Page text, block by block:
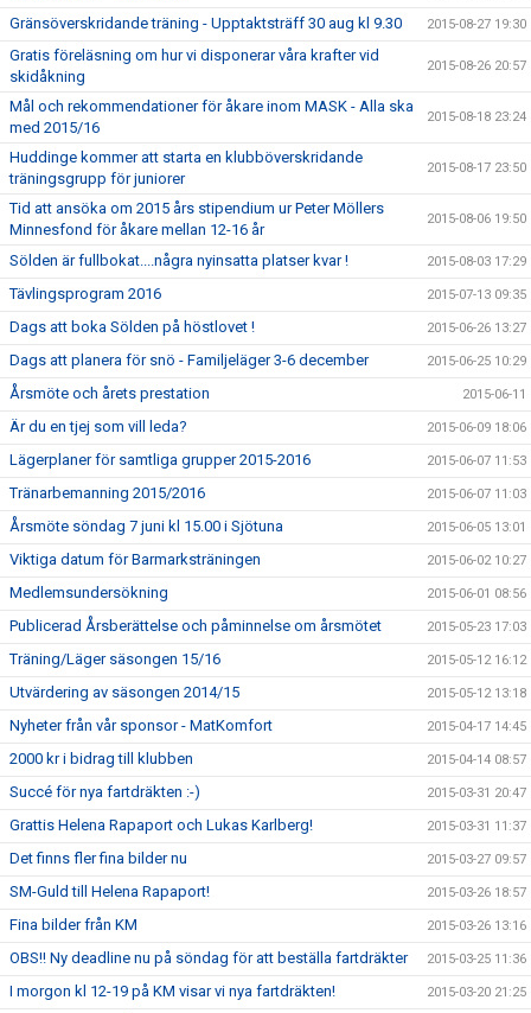
Gränsöverskridande träning - Upptaktsträff 30 aug kl 9.30 2015-08-27 19:30
Gratis föreläsning om hur vi disponerar våra krafter vid
skidåkning
2015-08-26 20:57
Mål och rekommendationer för åkare inom MASK - Alla ska
med 2015/16
2015-08-18 23:24
Huddinge kommer att starta en klubböverskridande
träningsgrupp för juniorer
2015-08-17 23:50
Tid att ansöka om 2015 års stipendium ur Peter Möllers
Minnesfond för åkare mellan 12-16 år
2015-08-06 19:50
Sölden är fullbokat....några nyinsatta platser kvar ! 2015-08-03 17:29
Tävlingsprogram 2016 2015-07-13 09:35
Dags att boka Sölden på höstlovet ! 2015-06-26 13:27
Dags att planera för snö - Familjeläger 3-6 december 2015-06-25 10:29
Årsmöte och årets prestation 2015-06-11
Är du en tjej som vill leda? 2015-06-09 18:06
Lägerplaner för samtliga grupper 2015-2016 2015-06-07 11:53
Tränarbemanning 2015/2016 2015-06-07 11:03
Årsmöte söndag 7 juni kl 15.00 i Sjötuna 2015-06-05 13:01
Viktiga datum för Barmarksträningen 2015-06-02 10:27
Medlemsundersökning 2015-06-01 08:56
Publicerad Årsberättelse och påminnelse om årsmötet 2015-05-23 17:03
Träning/Läger säsongen 15/16 2015-05-12 16:12
Utvärdering av säsongen 2014/15 2015-05-12 13:18
Nyheter från vår sponsor - MatKomfort 2015-04-17 14:45
2000 kr i bidrag till klubben 2015-04-14 08:57
Succé för nya fartdräkten :-) 2015-03-31 20:47
Grattis Helena Rapaport och Lukas Karlberg! 2015-03-31 11:37
Det finns fler fina bilder nu 2015-03-27 09:57
SM-Guld till Helena Rapaport! 2015-03-26 18:57
Fina bilder från KM 2015-03-26 13:16
OBS!! Ny deadline nu på söndag för att beställa fartdräkter 2015-03-25 11:36
I morgon kl 12-19 på KM visar vi nya fartdräkten! 2015-03-20 21:25